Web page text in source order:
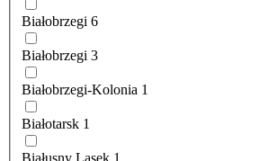
Białobrzegi 6
Białobrzegi 3
Białobrzegi-Kolonia 1
Białotarsk 1